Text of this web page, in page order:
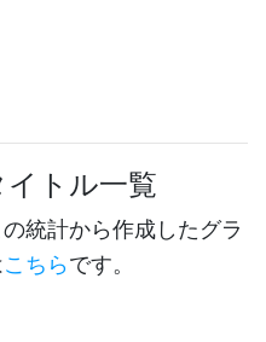
トル一覧
統計から作成したグラ
こちらです。